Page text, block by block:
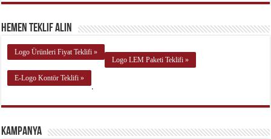
Hemen Teklif Alın
Logo Ürünleri Fiyat Teklifi »
Logo LEM Paketi Teklifi »
E-Logo Kontör Teklifi »
.
Kampanya